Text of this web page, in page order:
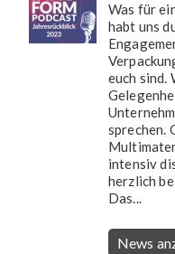
Was für
habt uns
euch sind.
sprechen.
intensiv
herzlich
Das...
News